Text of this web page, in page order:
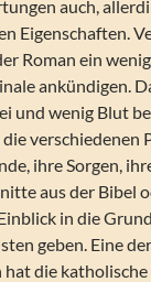
auch,
Eigenschaften.
Roman ein
ankündigen.
und wenig Blut
ihre Sorgen,
aus der Bibel
in die
geben. Eine
die